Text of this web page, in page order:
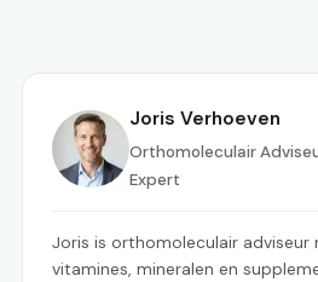
Joris Verhoeven
Orthomoleculair
Expert
Joris is orthomoleculair adviseur
vitamines, mineralen en